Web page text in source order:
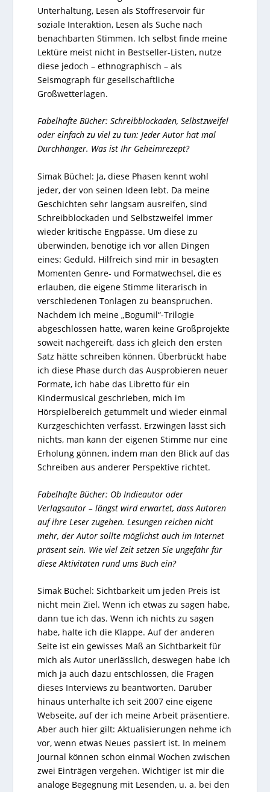
Unterhaltung, Lesen als Stoffreservoir für
soziale Interaktion, Lesen als Suche nach
benachbarten Stimmen. Ich selbst finde meine
Lektüre meist nicht in Bestseller-Listen, nutze
diese jedoch – ethnographisch – als
Seismograph für gesellschaftliche
Großwetterlagen.
Fabelhafte Bücher: Schreibblockaden, Selbstzweifel
oder einfach zu viel zu tun: Jeder Autor hat mal
Durchhänger. Was ist Ihr Geheimrezept?
Simak Büchel: Ja, diese Phasen kennt wohl
jeder, der von seinen Ideen lebt. Da meine
Geschichten sehr langsam ausreifen, sind
Schreibblockaden und Selbstzweifel immer
wieder kritische Engpässe. Um diese zu
überwinden, benötige ich vor allen Dingen
eines: Geduld. Hilfreich sind mir in besagten
Momenten Genre- und Formatwechsel, die es
erlauben, die eigene Stimme literarisch in
verschiedenen Tonlagen zu beanspruchen.
Nachdem ich meine „Bogumil“-Trilogie
abgeschlossen hatte, waren keine Großprojekte
soweit nachgereift, dass ich gleich den ersten
Satz hätte schreiben können. Überbrückt habe
ich diese Phase durch das Ausprobieren neuer
Formate, ich habe das Libretto für ein
Kindermusical geschrieben, mich im
Hörspielbereich getummelt und wieder einmal
Kurzgeschichten verfasst. Erzwingen lässt sich
nichts, man kann der eigenen Stimme nur eine
Erholung gönnen, indem man den Blick auf das
Schreiben aus anderer Perspektive richtet.
Fabelhafte Bücher: Ob Indieautor oder
Verlagsautor – längst wird erwartet, dass Autoren
auf ihre Leser zugehen. Lesungen reichen nicht
mehr, der Autor sollte möglichst auch im Internet
präsent sein. Wie viel Zeit setzen Sie ungefähr für
diese Aktivitäten rund ums Buch ein?
Simak Büchel: Sichtbarkeit um jeden Preis ist
nicht mein Ziel. Wenn ich etwas zu sagen habe,
dann tue ich das. Wenn ich nichts zu sagen
habe, halte ich die Klappe. Auf der anderen
Seite ist ein gewisses Maß an Sichtbarkeit für
mich als Autor unerlässlich, deswegen habe ich
mich ja auch dazu entschlossen, die Fragen
dieses Interviews zu beantworten. Darüber
hinaus unterhalte ich seit 2007 eine eigene
Webseite, auf der ich meine Arbeit präsentiere.
Aber auch hier gilt: Aktualisierungen nehme ich
vor, wenn etwas Neues passiert ist. In meinem
Journal können schon einmal Wochen zwischen
zwei Einträgen vergehen. Wichtiger ist mir die
analoge Begegnung mit Lesenden, u. a. bei den